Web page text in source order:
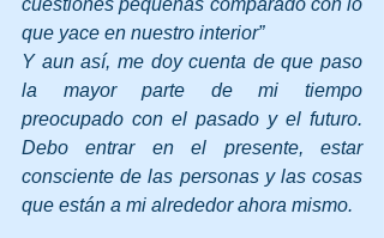
cuestiones pequeñas comparado con lo
que yace en nuestro interior”
Y aun así, me doy cuenta de que paso
la mayor parte de mi tiempo
preocupado con el pasado y el futuro.
Debo entrar en el presente, estar
consciente de las personas y las cosas
que están a mi alrededor ahora mismo.